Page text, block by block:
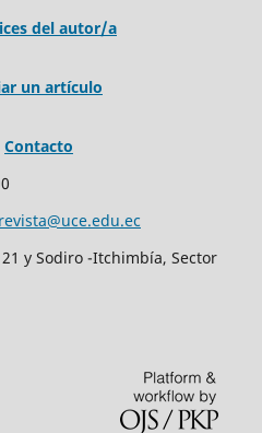
del autor/a
un artículo
Contacto
y Sodiro -Itchimbía, Sector